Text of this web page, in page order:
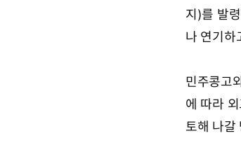
지)를 발
나 연기하
민주콩고
에 따라
토해 나갈